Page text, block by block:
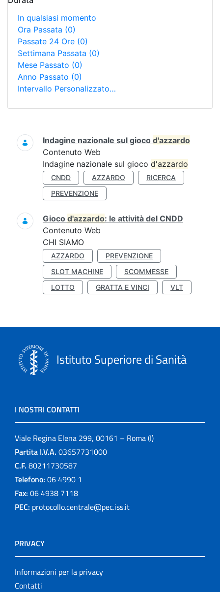
In qualsiasi momento
Ora Passata (0)
Passate 24 Ore (0)
Settimana Passata (0)
Mese Passato (0)
Anno Passato (0)
Intervallo Personalizzato…
Ricerca
Indagine nazionale sul gioco d'azzardo
Contenuto Web
Indagine nazionale sul gioco d'azzardo
CNDD AZZARDO
RICERCA
PREVENZIONE
Gioco d'azzardo: le attività del CNDD
Contenuto Web
CHI SIAMO
AZZARDO
PREVENZIONE
SLOT MACHINE
SCOMMESSE
LOTTO
GRATTA E VINCI VLT
Istituto Superiore di Sanità
I NOSTRI CONTATTI
Viale Regina Elena 299, 00161 – Roma (I)
Partita I.V.A. 03657731000
C.F. 80211730587
Telefono: 06 4990 1
Fax: 06 4938 7118
PEC: protocollo.centrale@pec.iss.it
PRIVACY
Informazioni per la privacy
Contatti